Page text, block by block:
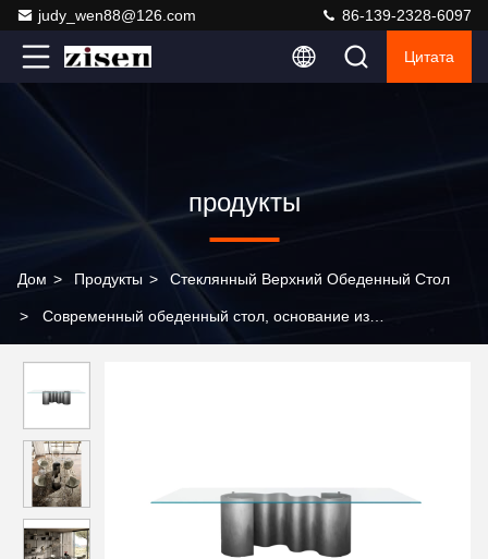
judy_wen88@126.com 86-139-2328-6097
Цитата
продукты
Дом > Продукты > Стеклянный Верхний Обеденный Стол
> Современный обеденный стол, основание из
стол на 6 мест, стул